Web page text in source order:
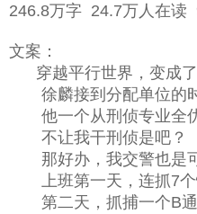
246.8万字 24.7万人在读
文案：
穿越平行世界，变成了
徐麟接到分配单位的时
他一个从刑侦专业全优
不让我干刑侦是吧？
那好办，我交警也是可
上班第一天，连抓7个
第二天，抓捕一个B通